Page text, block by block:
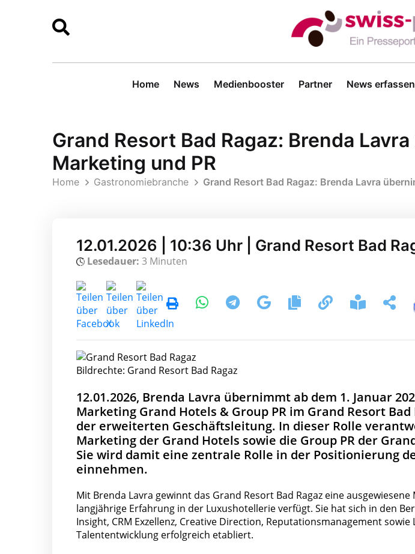
Home News Medienbooster Partner News erfassen
Grand Resort Bad Ragaz: Brenda
Marketing und PR
Home Gastronomiebranche Grand Resort Bad Ragaz: Brenda Lavra
12.01.2026 | 10:36 Uhr | Grand Resort Bad
Lesedauer: 3 Minuten
Bildrechte: Grand Resort Bad Ragaz
12.01.2026, Brenda Lavra übernimmt ab dem 1. Januar
Marketing Grand Hotels & Group PR im Grand Resort
der erweiterten Geschäftsleitung. In dieser Rolle
Marketing der Grand Hotels sowie die Group PR der
Sie wird damit eine zentrale Rolle in der Positionierung
einnehmen.
Mit Brenda Lavra gewinnt das Grand Resort Bad Ragaz eine
langjährige Erfahrung in der Luxushotellerie verfügt. Sie hat sich in den
Insight, CRM Exzellenz, Creative Direction, Reputationsmanagement sowie
Talententwicklung erfolgreich etabliert.